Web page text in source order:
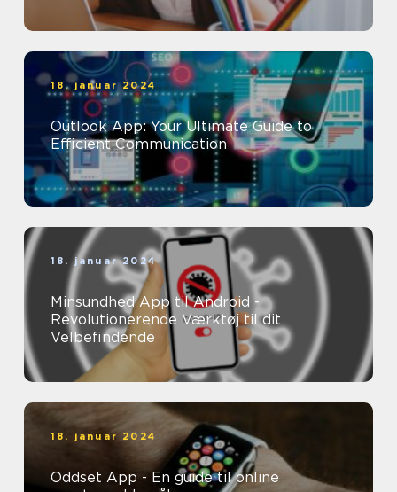
18. januar 2024
Outlook App: Your Ultimate Guide to
Efficient Communication
18. januar 2024
Minsundhed App til Android -
Revolutionerende Værktøj til dit
Velbefindende
18. januar 2024
Oddset App - En guide til online